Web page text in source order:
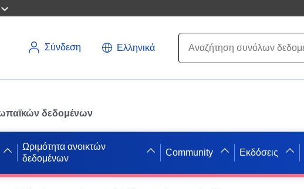
Σύνδεση Ελληνικά
δεδομένων
Ωριμότητα ανοικτών
δεδομένων
Community Εκδόσεις